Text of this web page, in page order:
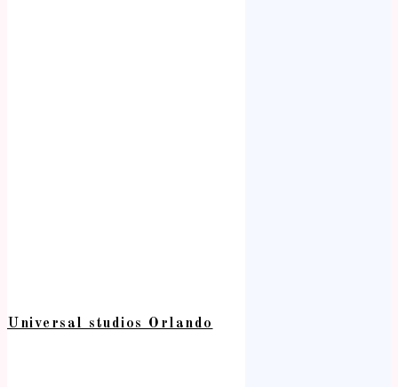
Universal studios Orlando